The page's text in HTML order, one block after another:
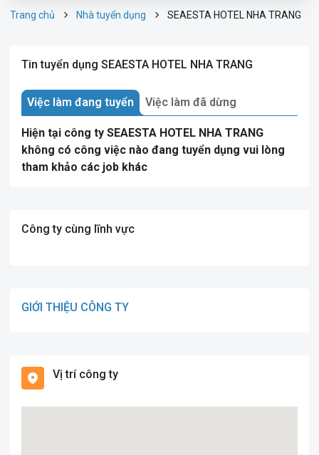
Trang chủ Nhà tuyển dụng SEAESTA HOTEL NHA TRANG
Tin tuyển dụng SEAESTA HOTEL NHA TRANG
Việc làm đang tuyển Việc làm đã dừng
Hiện tại công ty SEAESTA HOTEL NHA TRANG
không có công việc nào đang tuyển dụng vui lòng
tham khảo các job khác
Công ty cùng lĩnh vực
GIỚI THIỆU CÔNG TY
Vị trí công ty